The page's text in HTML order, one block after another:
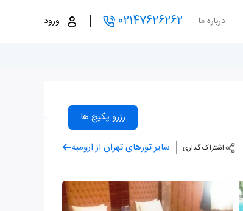
درباره ما 02147626262 ورود
رزرو پکیج ها
اشتراک گذاری سایر تورهای تهران از ارومیه